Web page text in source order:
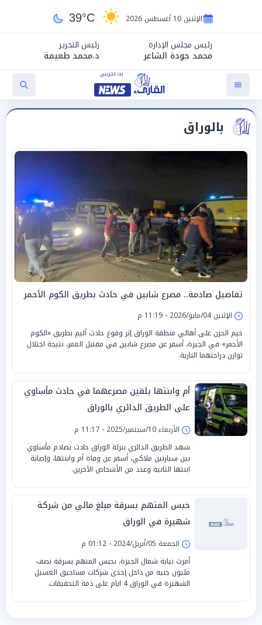
الإثنين 10 أغسطس 2026 39°C
رئيس مجلس الإدارة
محمد جودة الشاعر
رئيس التحرير
د.محمد طعيمة
بالوراق
تفاصيل صادمة.. مصرع شابين في حادث بطريق الكوم الأحمر
الإثنين 04/مايو/2026 - 11:19 م
خيم الحزن على أهالي منطقة الوراق إثر وقوع حادث أليم بطريق «الكوم
الأحمر» في الجيزة، أسفر عن مصرع شابين في مقتبل العمر، نتيجة اختلال
توازن دراجتهما النارية.
أم وابنتها يلقين مصرعهما في حادث مأساوي
على الطريق الدائري بالوراق
الأربعاء 10/سبتمبر/2025 - 11:17 م
شهد الطريق الدائري بنزلة الوراق حادث تصادم مأساوي
بين سيارتين ملاكي، أسفر عن وفاة أم وابنتها، وإصابة
ابنتها الثانية وعدد من الأشخاص الآخرين.
حبس المتهم بسرقة مبلغ مالي من شركة
شهيرة في الوراق
الجمعة 05/أبريل/2024 - 01:12 م
أمرت نيابة شمال الجيزة، بحبس المتهم بسرقة نصف
مليون جنيه من داخل إحدى شركات مساحيق الغسيل
الشهيرة في الوراق 4 ايام على ذمة التحقيقات.